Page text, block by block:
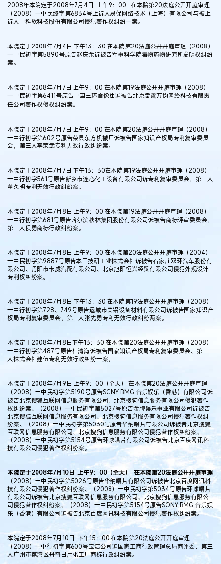
2008年本院定于2008年7月4日 上午9：00 在本院第20法庭公开开庭审理
（2008）一中民终字第6834号上诉人易保网络技术（上海）有限公司与被上
诉人中科软科技股份有限公司侵犯著作权纠纷一案。
本院定于2008年7月4日 下午13：30 在本院第20法庭公开开庭审理（2008）
一中民初字第5890号原告赵庆余诉被告军事科学院毒物药物研究所发明权纠纷
案。
本院定于2008年7月7日 上午9：00 在本院第19法庭公开开庭审理（2008）
一中民初字第6411号原告中国三环音像社诉被告北京雷霆万钧网络科技有限责
任公司著作权侵权纠纷案。
本院定于2008年7月7日 上午9：00 在本院第20法庭公开开庭审理（2008）
一中行初字第602号原告荣县东方机械厂诉被告国家知识产权局专利复审委员
会，第三人李荣武专利无效行政纠纷案。
本院定于2008年7月7日 下午13：30在本院第19法庭公开开庭审理（2008）
一中行初字561号原告新乡市连心化工设备有限公司诉专利复审委员会，第三人
董久明专利无效行政纠纷案。
本院定于2008年7月8日 上午9：00 在本院第19法庭公开开庭审理（2008）
一中行初字第681号原告哈尔滨秋林集团股份有限公司诉被告商标评审委员会，
第三人侯勇商标行政纠纷案。
本院定于2008年7月8日 上午9：00 在本院第20法庭公开开庭审理（2004）
一中民初字第9887号原告本田技研工业株式会社诉被告石家庄双环汽车股份有
限公司、丹阳市卡威汽配有限公司、北京旭阳恒兴经贸有限公司侵犯外观设计
专利权纠纷案。
本院定于2008年7月8日 下午13：30 在本院第19法庭公开开庭审理（2008）
一中行初字第728、749号原告运城市关铝设备材料有限公司诉被告国家知识产
权局专利复审委员会，第三人张先勇专利无效行政纠纷两案。
本院定于2008年7月8日下午13：30 在本院第20法庭公开开庭审理（2008）
一中行初字第487号原告杜清海诉被告国家知识产权局专利复审委员会、第三
人株式会社建伍专利无效行政纠纷一案。
本院定于2008年7月9日 上午9：00（全天） 在本院第20法庭公开开庭审理
（2008）一中民初字第5190号原告SONY BMG 音乐娱乐（香港）有限公司诉
被告北京搜狐互联网信息服务有限公司、北京搜狗信息服务有限公司侵犯著作
权纠纷案、（2008）一中民初字第5027号原告金牌娱乐事业有限公司诉被告
北京搜狐互联网信息服务有限公司、北京搜狗信息服务有限公司侵犯著作权纠
纷案、（2008）一中民初字第5030号原告华纳唱片有限公司诉被告北京搜狐
互联网信息服务有限公司、北京搜狗信息服务有限公司侵犯著作权纠纷案、
（2008）一中民初字第5154号原告环球唱片有限公司诉被告北京百度网讯科
技有限公司侵犯著作权纠纷案。
本院定于2008年7月10日 上午9： 00（全天） 在本院第20法庭公开开庭审理
（2008）一中民初字第5026号原告华纳唱片有限公司诉被告北京百度网讯科
技有限公司侵犯著作权纠纷案、（2008）一中民初字第5034号原告环球唱片
有限公司诉被告北京搜狐互联网信息服务有限公司、北京搜狗信息服务有限公
司侵犯著作权纠纷案、（2008）一中民初字第5154号原告SONY BMG 音乐娱
乐（香港）有限公司诉被告北京百度网讯科技有限公司侵犯著作权纠纷案。
本院定于2008年7月10日 下午15：00 在本院第20法庭公开开庭审理
（2008）一中行初字第600号宝洁公司诉国家工商行政管理总局商评委、第三
人广州市荔湾区丹奇日用化工厂商标行政纠纷案。